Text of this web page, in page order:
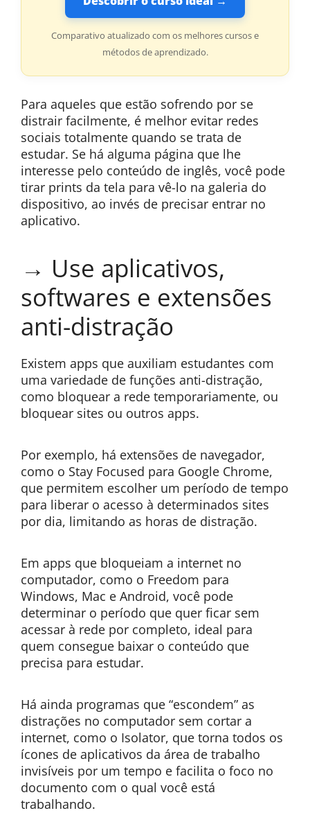
Comparativo atualizado com os melhores cursos e
métodos de aprendizado.
Para aqueles que estão sofrendo por se
distrair facilmente, é melhor evitar redes
sociais totalmente quando se trata de
estudar. Se há alguma página que lhe
interesse pelo conteúdo de inglês, você pode
tirar prints da tela para vê-lo na galeria do
dispositivo, ao invés de precisar entrar no
aplicativo.
→ Use aplicativos,
softwares e extensões
anti-distração
Existem apps que auxiliam estudantes com
uma variedade de funções anti-distração,
como bloquear a rede temporariamente, ou
bloquear sites ou outros apps.
Por exemplo, há extensões de navegador,
como o Stay Focused para Google Chrome,
que permitem escolher um período de tempo
para liberar o acesso à determinados sites
por dia, limitando as horas de distração.
Em apps que bloqueiam a internet no
computador, como o Freedom para
Windows, Mac e Android, você pode
determinar o período que quer ficar sem
acessar à rede por completo, ideal para
quem consegue baixar o conteúdo que
precisa para estudar.
Há ainda programas que “escondem” as
distrações no computador sem cortar a
internet, como o Isolator, que torna todos os
ícones de aplicativos da área de trabalho
invisíveis por um tempo e facilita o foco no
documento com o qual você está
trabalhando.